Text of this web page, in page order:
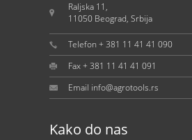
Raljska 11,
11050 Beograd, Srbija
Telefon + 381 11 41 41 090
Fax + 381 11 41 41 091
Email info@agrotools.rs
Kako do nas